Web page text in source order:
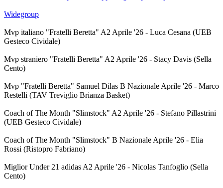
Widegroup
Mvp italiano "Fratelli Beretta" A2 Aprile '26 - Luca Cesana (UEB
Gesteco Cividale)
Mvp straniero "Fratelli Beretta" A2 Aprile '26 - Stacy Davis (Sella
Cento)
Mvp "Fratelli Beretta" Samuel Dilas B Nazionale Aprile '26 - Marco
Restelli (TAV Treviglio Brianza Basket)
Coach of The Month "Slimstock" A2 Aprile '26 - Stefano Pillastrini
(UEB Gesteco Cividale)
Coach of The Month "Slimstock" B Nazionale Aprile '26 - Elia
Rossi (Ristopro Fabriano)
Miglior Under 21 adidas A2 Aprile '26 - Nicolas Tanfoglio (Sella
Cento)